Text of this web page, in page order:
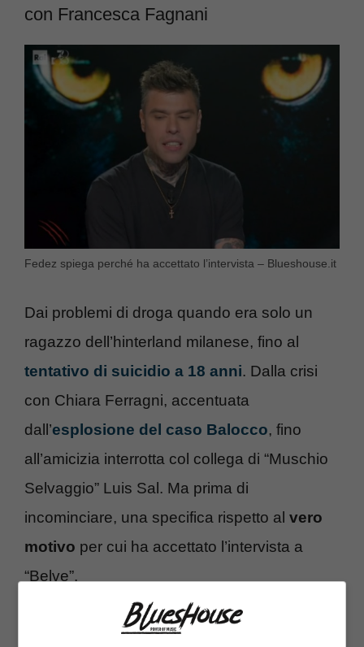
con Francesca Fagnani
Fedez spiega perché ha accettato l’intervista – Blueshouse.it
Dai problemi di droga quando era solo un
ragazzo dell’hinterland milanese, fino al
tentativo di suicidio a 18 anni. Dalla crisi
con Chiara Ferragni, accentuata
dall’esplosione del caso Balocco, fino
all’amicizia interrotta col collega di “Muschio
Selvaggio” Luis Sal. Ma prima di
incominciare, una specifica rispetto al vero
motivo per cui ha accettato l’intervista a
“Belve”.